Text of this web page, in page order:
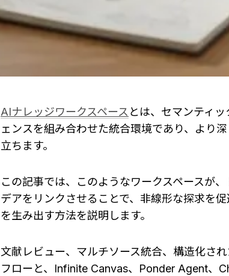
AIナレッジワークスペース とは、セマンティ
ェンスを組み合わせた統合環境であり、より
立ちます。
この記事では、このようなワークスペースが
デアをリンクさせることで、非線形な探求を
を生み出す方法を説明します。
文献レビュー、マルチソース統合、構造化さ
フローと、Infinite Canvas、Ponder Agent、